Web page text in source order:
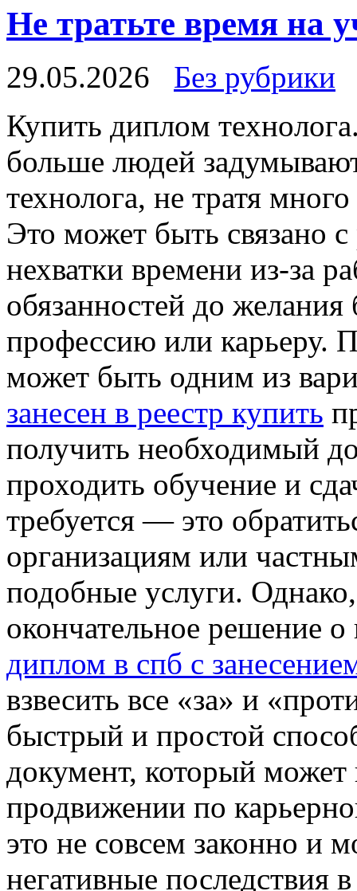
Не тратьте время на
29.05.2026
Без рубрики
Купить диплoм
больше людей
технолога, не тратя
Это может быть связано
нехватки времени из-за
обязанностей до
профессию или карьеру.
может быть одним из
занесен в реестр купить
получить необходимый
проходить обучение и
требуется — это
организациям или
подобные услуги.
окончательное решение
диплом в спб с
взвесить все «за» и
быстрый и простой
документ, который
продвижении по
это не совсем законно и
негативные